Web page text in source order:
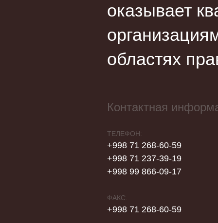
оказывает
областях
Контактная
ТЕЛЕФОН:
+998 71 268-60-59
+998 71 237-39-19
+998 99 866-09-17
ФАКС:
+998 71 268-60-59